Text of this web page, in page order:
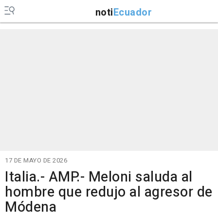
notiEcuador
17 DE MAYO DE 2026
Italia.- AMP.- Meloni saluda al
hombre que redujo al agresor de
Módena